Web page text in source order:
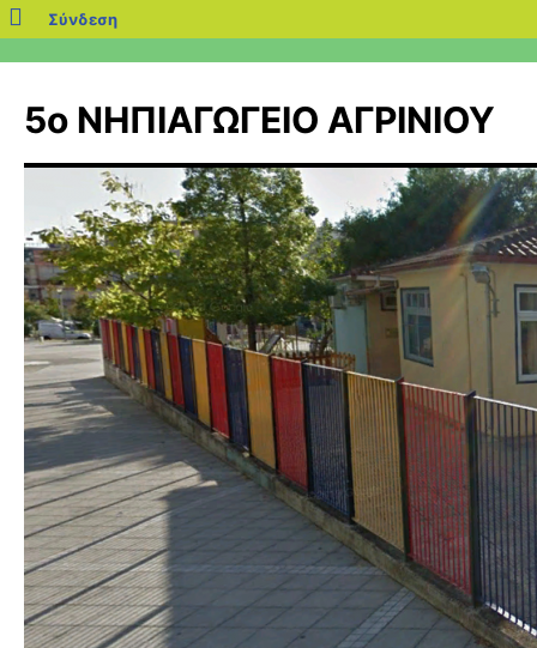
blogs.sch.gr
Σύνδεση
περιεχόμενο
5ο ΝΗΠΙΑΓΩΓΕΙΟ ΑΓΡΙΝΙΟΥ